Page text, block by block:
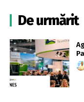
De urmărit